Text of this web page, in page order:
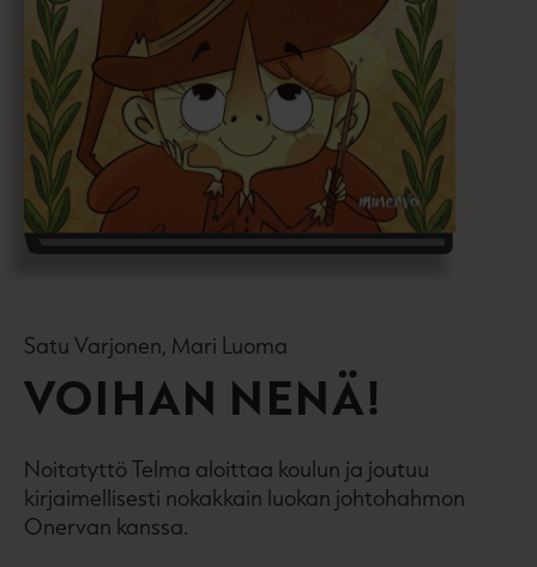
Satu Varjonen, Mari Luoma
VOIHAN NENÄ!
Noitatyttö Telma aloittaa koulun ja joutuu
kirjaimellisesti nokakkain luokan johtohahmon
Onervan kanssa.